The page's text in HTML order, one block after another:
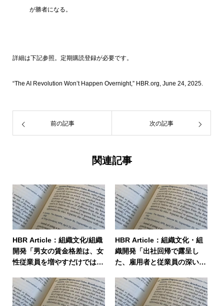
が勝者になる。
詳細は下記参照。定期購読登録が必要です。
“The AI Revolution Won’t Happen Overnight,” HBR.org, June 24, 2025.
前の記事 次の記事
関連記事
HBR Article：組織文化/組織
開発「男女の賃金格差は、女
性従業員を増やすだけでは解
HBR Article：組織文化・組
織開発「出社回帰で露呈し
た、雇用者と従業員の深い溝